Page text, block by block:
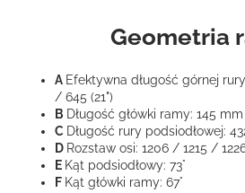
Geometria
A Efektywna długość górnej
/ 645 (21")
B Długość główki ramy: 145 mm
C Długość rury podsiodłowej:
D Rozstaw osi: 1206 / 1215 /
E Kąt podsiodłowy: 73°
F Kąt główki ramy: 67°